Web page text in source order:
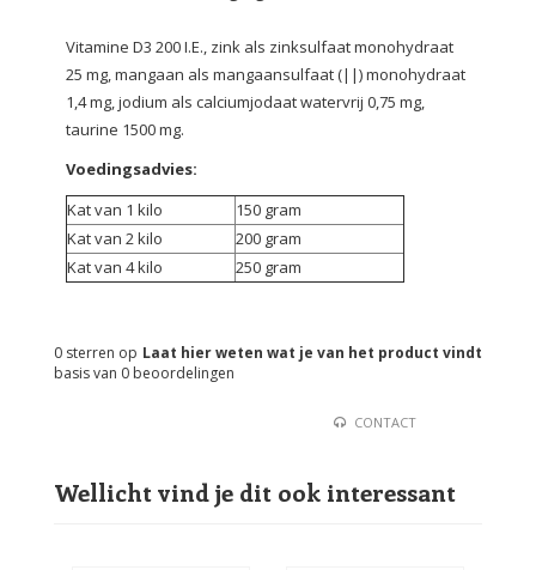
Vitamine D3 200 I.E., zink als zinksulfaat monohydraat
25 mg, mangaan als mangaansulfaat (||) monohydraat
1,4 mg, jodium als calciumjodaat watervrij 0,75 mg,
taurine 1500 mg.
Voedingsadvies:
Kat van 1 kilo
150 gram
Kat van 2 kilo
200 gram
Kat van 4 kilo
250 gram
Laat hier weten wat je van het product vindt
0 sterren op
basis van 0 beoordelingen
CONTACT
Wellicht vind je dit ook interessant